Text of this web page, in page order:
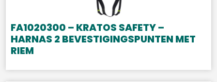
FA1020300 – KRATOS SAFETY –
HARNAS 2 BEVESTIGINGSPUNTEN MET
RIEM